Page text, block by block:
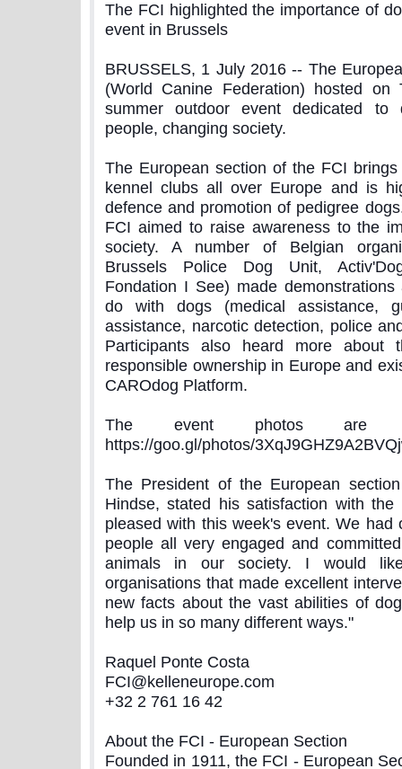
The FCI highlighted the importance of
event in Brussels
BRUSSELS, 1 July 2016 -- The
(World Canine Federation) hosted
summer outdoor event dedicated to
people, changing society.
The European section of the FCI
kennel clubs all over Europe and is
defence and promotion of pedigree
FCI aimed to raise awareness to the
society. A number of Belgian
Brussels Police Dog Unit,
Fondation I See) made
do with dogs (medical assistance,
assistance, narcotic detection, police
Participants also heard more about
responsible ownership in Europe and
CAROdog Platform.
The event photos are
https://goo.gl/photos/
The President of the European
Hindse, stated his satisfaction with
pleased with this week's event. We had
people all very engaged and
animals in our society. I would
organisations that made excellent
new facts about the vast abilities of
help us in so many different ways."
Raquel Ponte Costa
FCI@kelleneurope.com
+32 2 761 16 42
About the FCI - European Section
Founded in 1911, the FCI - European